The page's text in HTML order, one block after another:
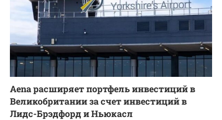
Aena расширяет портфель инвестиций в
Великобритании за счет инвестиций в
Лидс-Брэдфорд и Ньюкасл